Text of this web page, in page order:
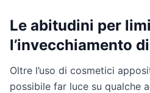
Le abitudini per
l’invecchiamento
Oltre l’uso di cosmetici
possibile far luce su qualche